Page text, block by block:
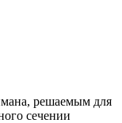
решаемым для
сечении